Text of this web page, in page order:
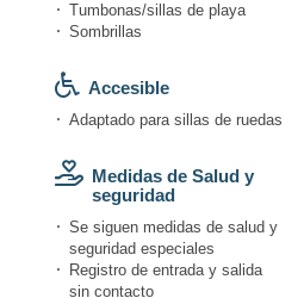
Tumbonas/sillas de playa
Sombrillas
Accesible
Adaptado para sillas de ruedas
Medidas de Salud y
seguridad
Se siguen medidas de salud y
seguridad especiales
Registro de entrada y salida
sin contacto